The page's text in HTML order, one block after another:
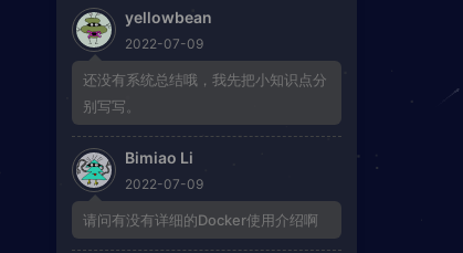
yellowbean
2022-07-09
还没有系统总结哦，我先把小知识点分
别写写。
Bimiao Li
2022-07-09
请问有没有详细的Docker使用介绍啊